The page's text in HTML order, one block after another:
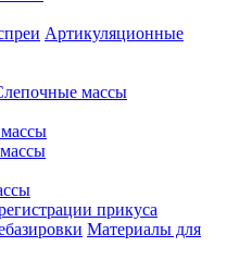
Артикуляционные
массы
прикуса
Материалы для